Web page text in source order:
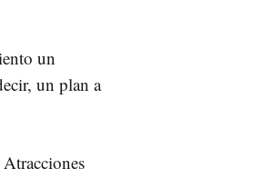
un
un plan a